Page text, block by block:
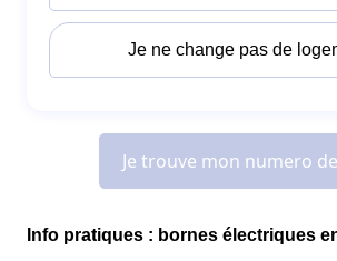
Info pratiques : bornes électriques